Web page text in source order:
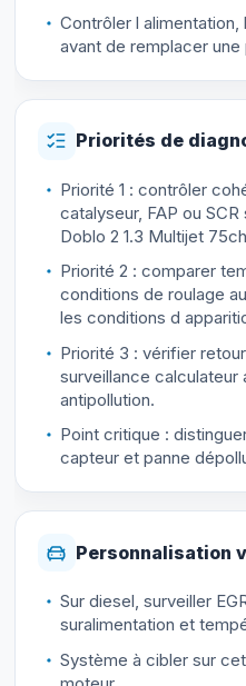
Contrôler l
avant de remplacer une
Priorités de
Priorité 1 : contrôler
catalyseur, FAP ou
Doblo 2 1.3 Multijet
Priorité 2 : comparer
conditions de roulage
les conditions d
Priorité 3 : vérifier
surveillance calculateur
antipollution.
Point critique :
capteur et panne
Personnalisation
Sur diesel, surveiller
suralimentation et
Système à cibler sur